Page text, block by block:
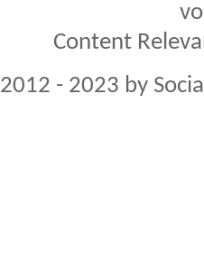
Content
- 2023 by